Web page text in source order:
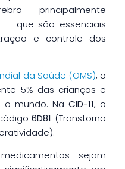
— principalmente
— que são essenciais
e controle dos
da Saúde (OMS), o
5% das crianças e
mundo. Na CID-11, o
6D81 (Transtorno
sejam